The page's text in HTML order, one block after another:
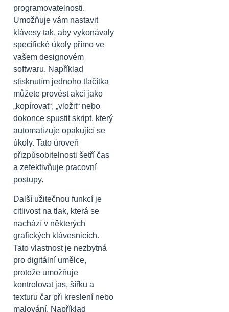
programovatelnosti.
Umožňuje vám nastavit
klávesy tak, aby vykonávaly
specifické úkoly přímo ve
vašem designovém
softwaru. Například
stisknutím jednoho tlačítka
můžete provést akci jako
„kopírovat“, „vložit“ nebo
dokonce spustit skript, který
automatizuje opakující se
úkoly. Tato úroveň
přizpůsobitelnosti šetří čas
a zefektivňuje pracovní
postupy.
Další užitečnou funkcí je
citlivost na tlak, která se
nachází v některých
grafických klávesnicích.
Tato vlastnost je nezbytná
pro digitální umělce,
protože umožňuje
kontrolovat jas, šířku a
texturu čar při kreslení nebo
malování. Například